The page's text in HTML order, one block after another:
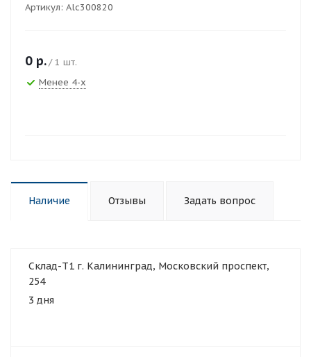
Артикул: Alc300820
0 р./ 1 шт.
Менее 4-х
Наличие Отзывы Задать вопрос
3 дня
Склад-Т1 г. Калининград, Московский проспект,
254